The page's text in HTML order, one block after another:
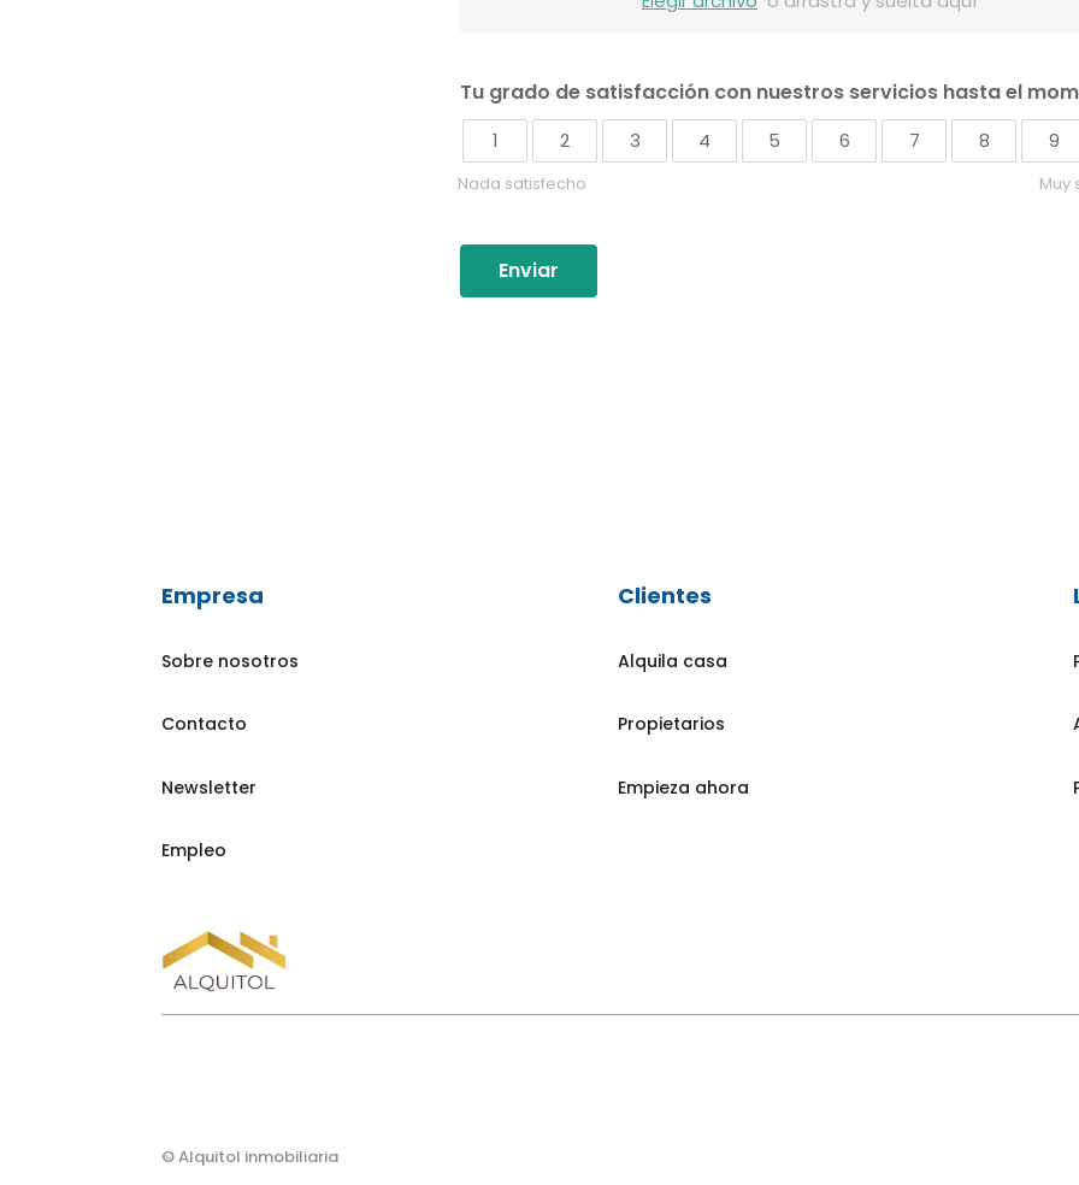
Tu grado de satisfacción con nuestros servicios hasta el
9
8
7
6
5
4
3
2
1
Nada satisfecho Muy
Enviar
Empresa
Sobre nosotros
Contacto
Newsletter
Empleo
Clientes
Alquila casa
Propietarios
Empieza ahora
© Alquitol inmobiliaria